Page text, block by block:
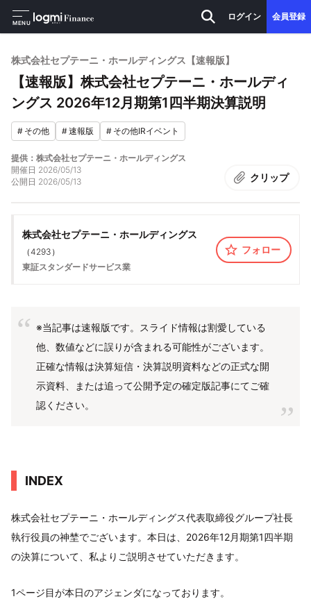
MENU
ログイン 会員登録
株式会社セプテーニ・ホールディングス【速報版】
【速報版】株式会社セプテーニ・ホールディ
ングス 2026年12月期第1四半期決算説明
# その他 #速報版 # その他IRイベント
提供：株式会社セプテーニ・ホールディングス
開催日 2026/05/13
公開日 2026/05/13 クリップ
株式会社セプテーニ・ホールディングス
（4293 ）
東証スタンダードサービス業
フォロー
※当記事は速報版です。スライド情報は割愛している
他、数値などに誤りが含まれる可能性がございます。
正確な情報は決算短信・決算説明資料などの正式な開
示資料、または追って公開予定の確定版記事にてご確
認ください。
INDEX
株式会社セプテーニ・ホールディングス代表取締役グループ社長
執行役員の神埜でございます。本日は、2026年12月期第1四半期
の決算について、私よりご説明させていただきます。
1ページ目が本日のアジェンダになっております。